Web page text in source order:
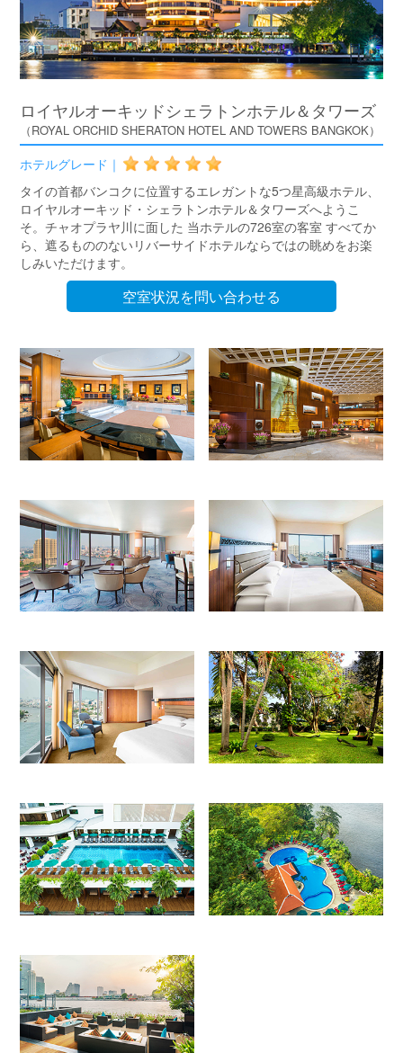
ロイヤルオーキッドシェラトンホテル＆タワーズ
（ROYAL ORCHID SHERATON HOTEL AND TOWERS BANGKOK）
ホテルグレード｜
タイの首都バンコクに位置するエレガントな5つ星高級ホテル、
ロイヤルオーキッド・シェラトンホテル＆タワーズへようこ
そ。チャオプラヤ川に面した 当ホテルの726室の客室 すべてか
ら、遮るもののないリバーサイドホテルならではの眺めをお楽
しみいただけます。
空室状況を問い合わせる